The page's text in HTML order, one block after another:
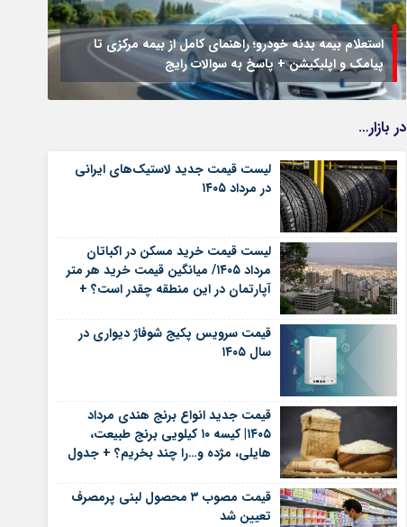
استعلام بیمه بدنه خودرو؛ راهنمای کامل از بیمه مرکزی تا
پیامک و اپلیکیشن + پاسخ به سوالات رایج
در بازار…
لیست قیمت جدید لاستیک‌های ایرانی
در مرداد ۱۴۰۵
لیست قیمت خرید مسکن در اکباتان
مرداد ۱۴۰۵/ میانگین قیمت خرید هر متر
آپارتمان در این منطقه چقدر است؟ +
قیمت سرویس پکیج شوفاژ دیواری در
سال ۱۴۰۵
قیمت جدید انواع برنج هندی مرداد
۱۴۰۵| کیسه ۱۰ کیلویی برنج طبیعت،
هایلی، مژده و…را چند بخریم؟ + جدول
قیمت مصوب ۳ محصول لبنی پرمصرف
تعیین شد